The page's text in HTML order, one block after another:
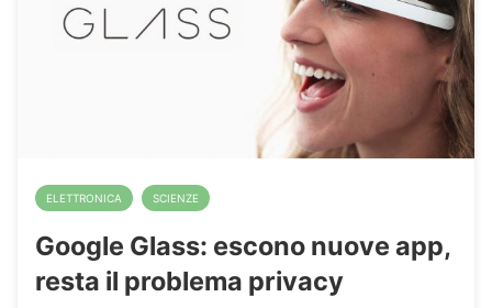
ELETTRONICA SCIENZE
Google Glass: escono nuove app,
resta il problema privacy